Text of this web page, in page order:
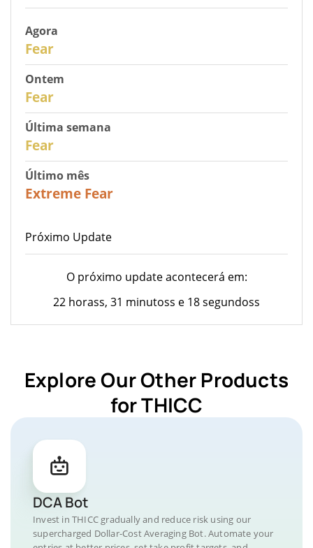
Agora
Fear
Ontem
Fear
Última semana
Fear
Último mês
Extreme Fear
Próximo Update
O próximo update acontecerá em:
22 horass, 31 minutoss e 18 segundoss
Explore Our Other Products
for THICC
DCA Bot
Invest in THICC gradually and reduce risk using our
supercharged Dollar-Cost Averaging Bot. Automate your